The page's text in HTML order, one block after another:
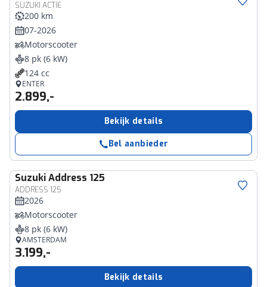
SUZUKI ACTIE
200 km
07-2026
Motorscooter
8 pk (6 kW)
124 cc
ENTER
2.899,-
Bekijk details
Bel aanbieder
SuzukiAddress 125
ADDRESS 125
2026
Motorscooter
8 pk (6 kW)
AMSTERDAM
3.199,-
Bekijk details